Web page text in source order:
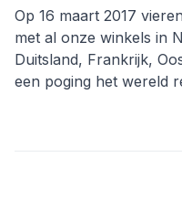
Op 16 maart 2017
met al onze winkels in
Duitsland, Frankrijk,
een poging het wereld